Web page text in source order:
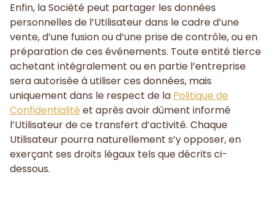
Enfin, la Société peut partager les données
personnelles de l’Utilisateur dans le cadre d’une
vente, d’une fusion ou d’une prise de contrôle, ou en
préparation de ces événements. Toute entité tierce
achetant intégralement ou en partie l’entreprise
sera autorisée à utiliser ces données, mais
uniquement dans le respect de la Politique de
Confidentialité et après avoir dûment informé
l’Utilisateur de ce transfert d’activité. Chaque
Utilisateur pourra naturellement s’y opposer, en
exerçant ses droits légaux tels que décrits ci-
dessous.